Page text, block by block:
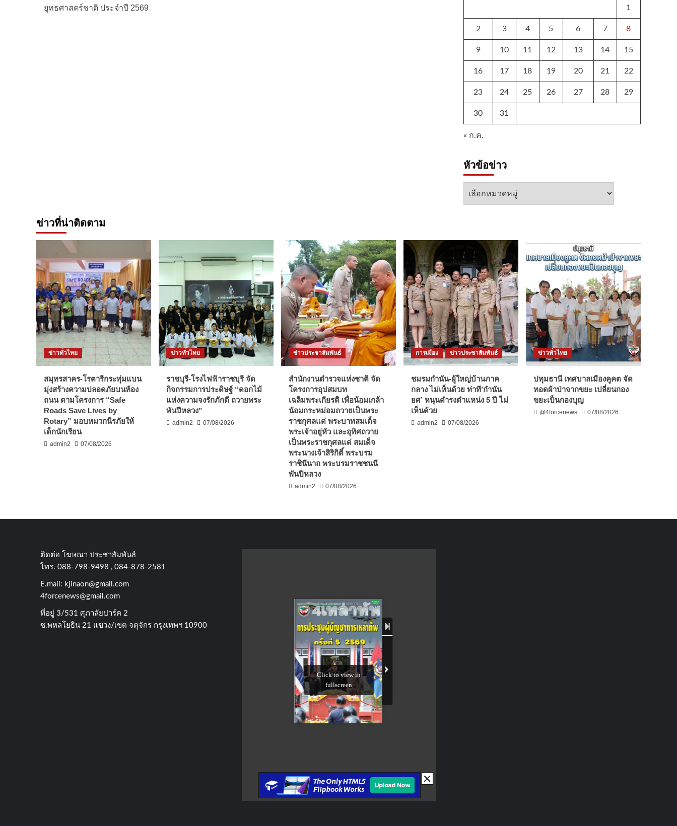
ยุทธศาสตร์ชาติ ประจำปี 2569
1
2 3 4 5 6 7 8
9 10 11 12 13 14 15
16 17 18 19 20 21 22
23 24 25 26 27 28 29
30 31
« ก.ค.
หัวข้อข่าว
หัวข้อ
ข่าวที่น่าติดตาม
ข่าวทั่วไทย
สมุทรสาคร-โรตารีกระทุ่มแบน
มุ่งสร้างความปลอดภัยบนท้อง
ถนน ตามโครงการ “Safe
Roads Save Lives by
Rotary” มอบหมวกนิรภัยให้
เด็กนักเรียน
admin2 07/08/2026
ข่าวทั่วไทย
ราชบุรี-โรงไฟฟ้าราชบุรี จัด
กิจกรรมการประดิษฐ์ “ดอกไม้
แห่งความจงรักภักดี ถวายพระ
พันปีหลวง”
admin2 07/08/2026
ข่าวประชาสัมพันธ์
สำนักงานตำรวจแห่งชาติ จัด
โครงการอุปสมบท
เฉลิมพระเกียรติ เพื่อน้อมเกล้า
น้อมกระหม่อมถวายเป็นพระ
ราชกุศลแด่ พระบาทสมเด็จ
พระเจ้าอยู่หัว และอุทิศถวาย
เป็นพระราชกุศลแด่ สมเด็จ
พระนางเจ้าสิริกิติ์ พระบรม
ราชินีนาถ พระบรมราชชนนี
พันปีหลวง
admin2 07/08/2026
การเมือง ข่าวประชาสัมพันธ์
ชมรมกำนัน-ผู้ใหญ่บ้านภาค
กลาง ไม่เห็นด้วย ท่าที’กำนัน
ยศ’ หนุนดำรงตำแหน่ง 5 ปี ไม่
เห็นด้วย
admin2 07/08/2026
ข่าวทั่วไทย
ปทุมธานี เทศบาลเมืองคูคต จัด
ทอดผ้าป่าจากขยะ เปลี่ยนกอง
ขยะเป็นกองบุญ
@4forcenews 07/08/2026
ติดต่อ​ โฆษณา​ ประชาสัมพันธ์
โทร​. 088-798-9498 , 084-878-2581
E.mail: kjinaon@gmail.com
4forcenews@gmail.com
ที่อยู่​ 3/531​ ศุภาลัยปาร์ค​ 2
ซ.พหลโยธิน​ 21​ แขวง/เขต​ จตุจักร​ กรุงเทพฯ 10900